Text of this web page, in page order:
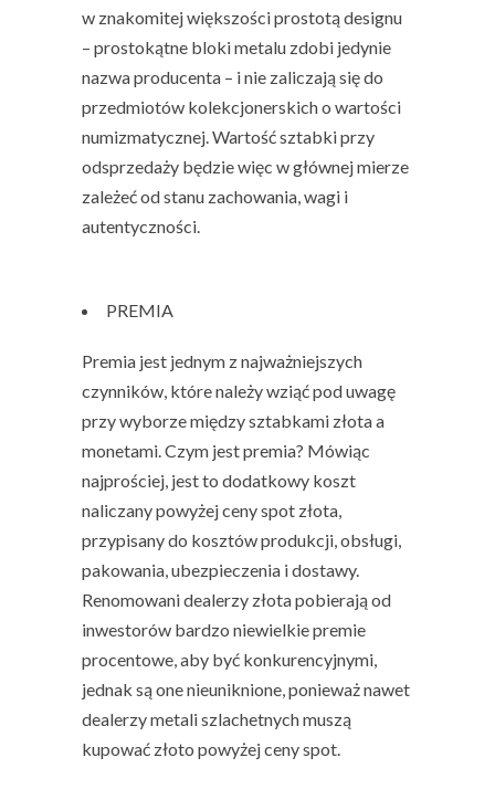
w znakomitej większości prostotą designu
– prostokątne bloki metalu zdobi jedynie
nazwa producenta – i nie zaliczają się do
przedmiotów kolekcjonerskich o wartości
numizmatycznej. Wartość sztabki przy
odsprzedaży będzie więc w głównej mierze
zależeć od stanu zachowania, wagi i
autentyczności.
PREMIA
Premia jest jednym z najważniejszych
czynników, które należy wziąć pod uwagę
przy wyborze między sztabkami złota a
monetami. Czym jest premia? Mówiąc
najprościej, jest to dodatkowy koszt
naliczany powyżej ceny spot złota,
przypisany do kosztów produkcji, obsługi,
pakowania, ubezpieczenia i dostawy.
Renomowani dealerzy złota pobierają od
inwestorów bardzo niewielkie premie
procentowe, aby być konkurencyjnymi,
jednak są one nieuniknione, ponieważ nawet
dealerzy metali szlachetnych muszą
kupować złoto powyżej ceny spot.